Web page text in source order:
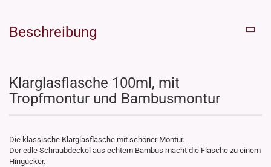
Beschreibung
Klarglasflasche 100ml, mit
Tropfmontur und Bambusmontur
Die klassische Klarglasflasche mit schöner Montur.
Der edle Schraubdeckel aus echtem Bambus macht die Flasche zu einem
Hingucker.